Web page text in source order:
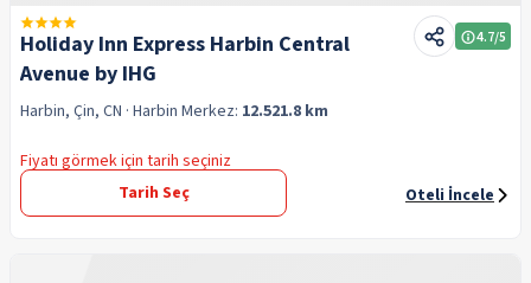
Holiday Inn Express Harbin Central
Avenue by IHG
4.7/5
Harbin, Çin, CN · Harbin Merkez: 12.521.8 km
Fiyatı görmek için tarih seçiniz
Tarih Seç
Oteli İncele